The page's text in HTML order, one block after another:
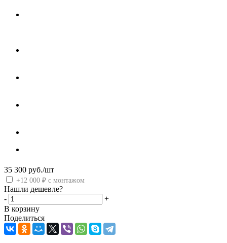
35 300 руб./шт
+12 000 ₽ с монтажом
Нашли дешевле?
-
+
В корзину
Поделиться